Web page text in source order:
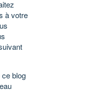
à votre
blog